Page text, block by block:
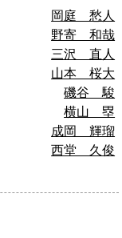
岡庭 愁人
野寄 和哉
三沢 直人
山本 桜大
磯谷 駿
横山 塁
成岡 輝瑠
西堂 久俊